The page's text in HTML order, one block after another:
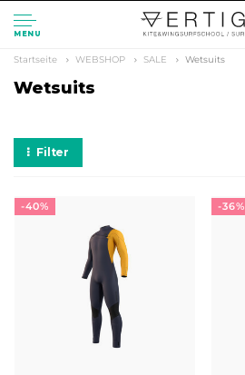
MENU
Startseite WEBSHOP SALE Wetsuits
Wetsuits
Filter
-40% -36%